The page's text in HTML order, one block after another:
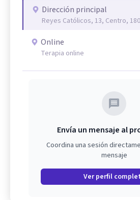
Dirección principal
Reyes Católicos, 13, Centro,
Online
Terapia online
Envía un mensaje al
Coordina una sesión
mensaje
Ver perfil